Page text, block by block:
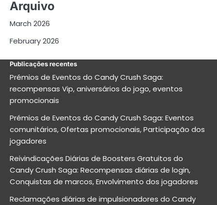
Arquivo
March 2026
February 2026
Publicações recentes
Prémios de Eventos do Candy Crush Saga:
recompensas Vip, aniversários do jogo, eventos
promocionais
Prémios de Eventos do Candy Crush Saga: Eventos
comunitários, Ofertas promocionais, Participação dos
jogadores
Reivindicações Diárias de Boosters Gratuitos do
Candy Crush Saga: Recompensas diárias de login,
Conquistas de marcos, Envolvimento dos jogadores
Reclamações diárias de impulsionadores do Candy